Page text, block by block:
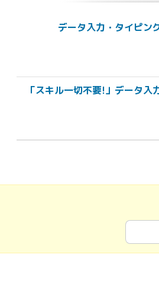
データ入力・タイピ
「スキル一切不要!」データ